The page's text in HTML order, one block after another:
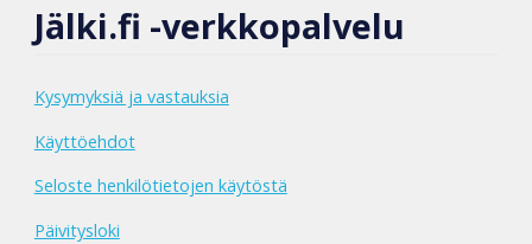
Jälki.fi -verkkopalvelu
Kysymyksiä ja vastauksia
Käyttöehdot
Seloste henkilötietojen käytöstä
Päivitysloki